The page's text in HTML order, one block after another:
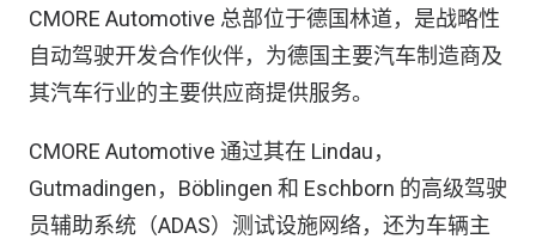
CMORE Automotive 总部位于德国林道，是战略性
自动驾驶开发合作伙伴，为德国主要汽车制造商及
其汽车行业的主要供应商提供服务。
CMORE Automotive 通过其在 Lindau，
Gutmadingen，Böblingen 和 Eschborn 的高级驾驶
员辅助系统（ADAS）测试设施网络，还为车辆主